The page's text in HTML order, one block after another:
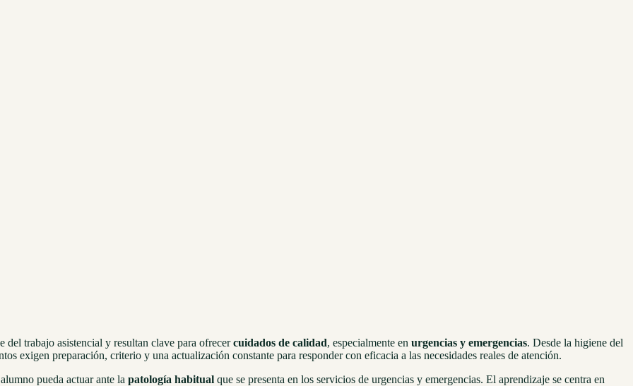
del trabajo asistencial y resultan clave para ofrecercuidados de calidad, especialmente en urgencias y emergencias. Desde la higiene del
exigen preparación, criterio y una actualización constante para responder con eficacia a las necesidades reales de atención.
pueda actuar ante la patología habitual que se presenta en los servicios de urgencias y emergencias. El aprendizaje se centra en